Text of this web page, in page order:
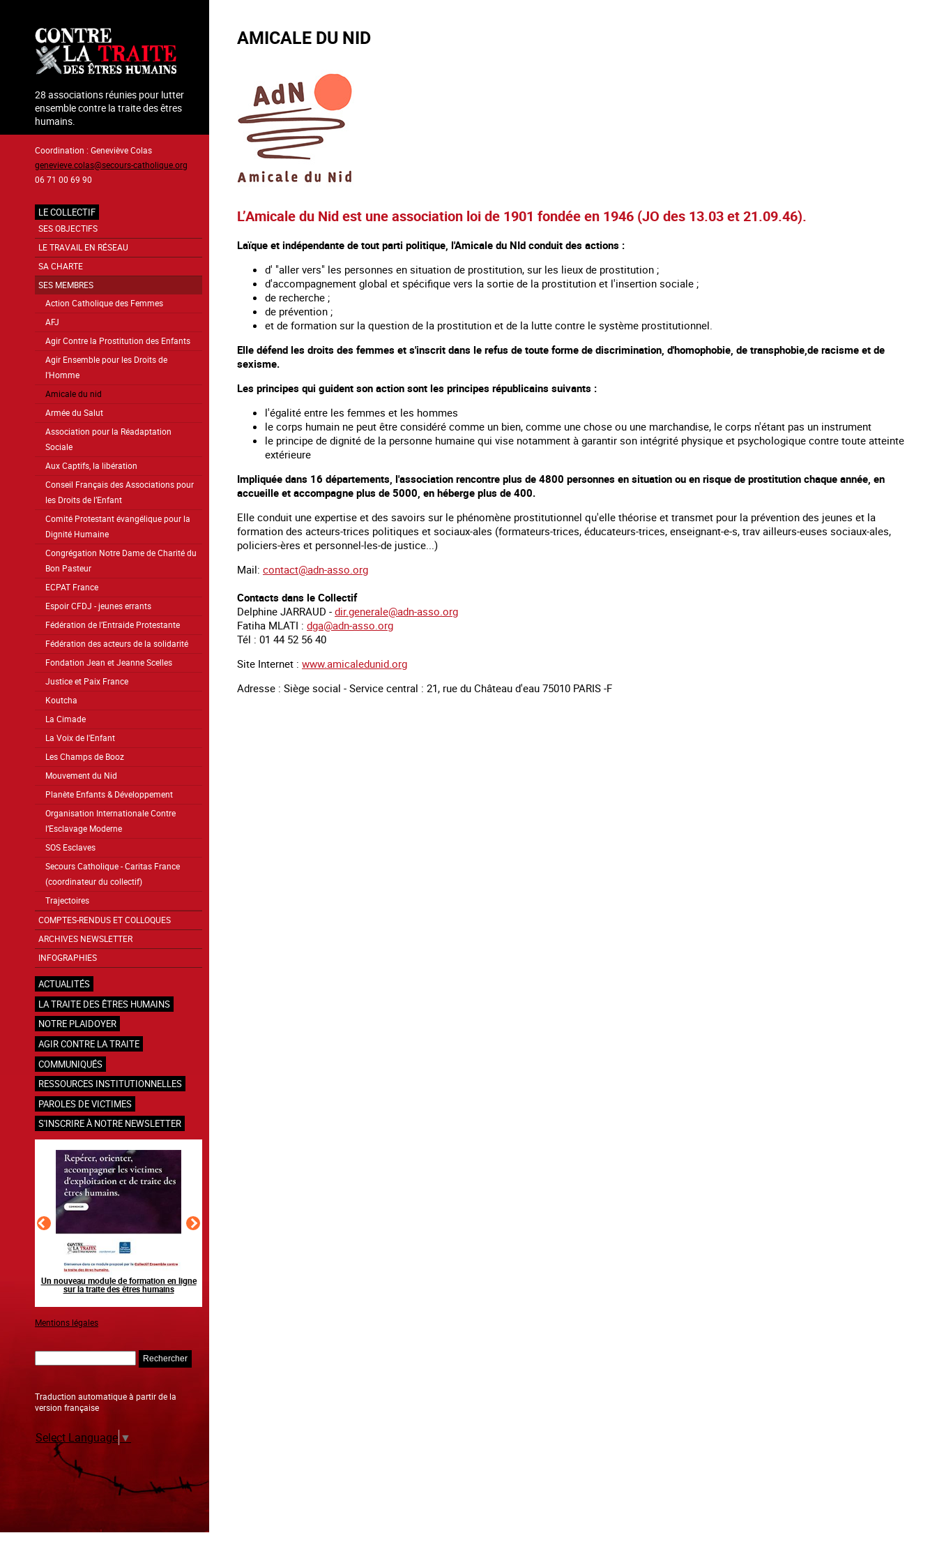
contenu
principal
28 associations réunies pour lutter
ensemble contre la traite des êtres
humains.
Coordination : Geneviève Colas
genevieve.colas@secours-catholique.org
06 71 00 69 90
Navigation
principale
LE COLLECTIF
SES OBJECTIFS
LE TRAVAIL EN RÉSEAU
SA CHARTE
SES MEMBRES
Action Catholique des Femmes
AFJ
Agir Contre la Prostitution des Enfants
Agir Ensemble pour les Droits de
l'Homme
Amicale du nid
Armée du Salut
Association pour la Réadaptation
Sociale
Aux Captifs, la libération
Conseil Français des Associations pour
les Droits de l’Enfant
Comité Protestant évangélique pour la
Dignité Humaine
Congrégation Notre Dame de Charité du
Bon Pasteur
ECPAT France
Espoir CFDJ - jeunes errants
Fédération de l’Entraide Protestante
Fédération des acteurs de la solidarité
Fondation Jean et Jeanne Scelles
Justice et Paix France
Koutcha
La Cimade
La Voix de l'Enfant
Les Champs de Booz
Mouvement du Nid
Planète Enfants & Développement
Organisation Internationale Contre
l’Esclavage Moderne
SOS Esclaves
Secours Catholique - Caritas France
(coordinateur du collectif)
Trajectoires
COMPTES-RENDUS ET COLLOQUES
ARCHIVES NEWSLETTER
INFOGRAPHIES
ACTUALITÉS
LA TRAITE DES ÊTRES HUMAINS
NOTRE PLAIDOYER
AGIR CONTRE LA TRAITE
COMMUNIQUÉS
RESSOURCES INSTITUTIONNELLES
PAROLES DE VICTIMES
S'INSCRIRE À NOTRE NEWSLETTER
Un nouveau module de formation en ligne
sur la traite des êtres humains
Mentions légales
Traduction automatique à partir de la
version française
Select Language ▼
AMICALE DU NID
L’Amicale du Nid est une association loi de 1901 fondée en 1946 (JO des 13.03 et 21.09.46).
Laïque et indépendante de tout parti politique, l'Amicale du NId conduit des actions :
d' "aller vers" les personnes en situation de prostitution, sur les lieux de prostitution ;
d'accompagnement global et spécifique vers la sortie de la prostitution et l'insertion sociale ;
de recherche ;
de prévention ;
et de formation sur la question de la prostitution et de la lutte contre le système prostitutionnel.
Elle défend les droits des femmes et s'inscrit dans le refus de toute forme de discrimination, d'homophobie, de transphobie,de racisme et de
sexisme.
Les principes qui guident son action sont les principes républicains suivants :
l'égalité entre les femmes et les hommes
le corps humain ne peut être considéré comme un bien, comme une chose ou une marchandise, le corps n'étant pas un instrument
le principe de dignité de la personne humaine qui vise notamment à garantir son intégrité physique et psychologique contre toute atteinte
extérieure
Impliquée dans 16 départements, l'association rencontre plus de 4800 personnes en situation ou en risque de prostitution chaque année, en
accueille et accompagne plus de 5000, en héberge plus de 400.
Elle conduit une expertise et des savoirs sur le phénomène prostitutionnel qu'elle théorise et transmet pour la prévention des jeunes et la
formation des acteurs-trices politiques et sociaux-ales (formateurs-trices, éducateurs-trices, enseignant-e-s, trav ailleurs-euses sociaux-ales,
policiers-ères et personnel-les-de justice...)
Mail: contact@adn-asso.org
Contacts dans le Collectif
Delphine JARRAUD - dir.generale@adn-asso.org
Fatiha MLATI : dga@adn-asso.org
Tél : 01 44 52 56 40
Site Internet : www.amicaledunid.org
Adresse : Siège social - Service central : 21, rue du Château d'eau 75010 PARIS -F